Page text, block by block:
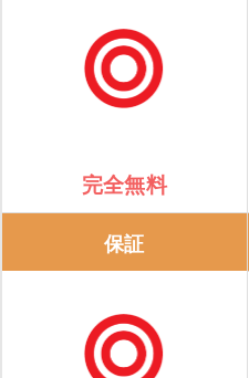
完全無料
保証